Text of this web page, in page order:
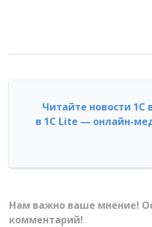
Читайте новости 1С
в 1С Lite — онлайн-
Нам важно ваше мнение!
комментарий!